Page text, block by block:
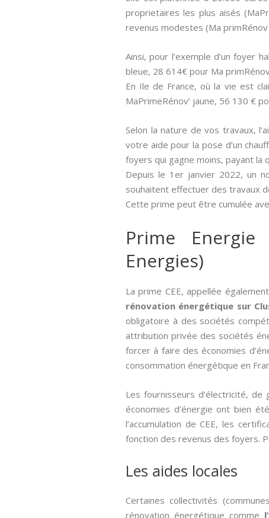
proprietaires les plus aisés
revenus modestes (Ma
Ainsi, pour l’exemple d’un foyer
bleue, 28 614€ pour Ma
En Ile de France, où la vie est
MaPrimeRénov’ jaune, 56 130 €
Selon la nature de vos travaux,
votre aide pour la pose d’un
foyers qui gagne moins, payant
Depuis le 1er janvier 2022, un
souhaitent effectuer des travaux
Cette prime peut être cumulée
Prime
Energies)
La prime CEE, appellée également
rénovation énergétique sur
obligatoire à des sociétés
attribution privée des sociétés
forcer à faire des économies
consommation énergétique en
Les fournisseurs d’électricité,
économies d’énergie ont bien
l’accumulation de CEE, les
fonction des revenus des foyers.
Les aides locales
Certaines collectivités
rénovation énergétique comme